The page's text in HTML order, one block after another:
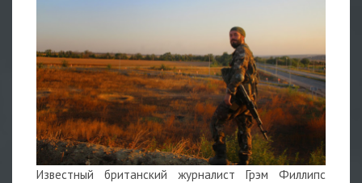
Известный британский журналист Грэм Филлипс